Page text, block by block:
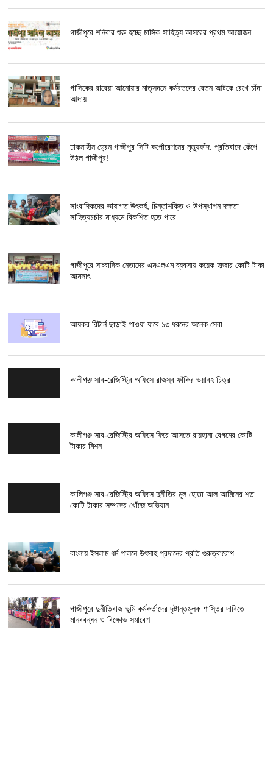
গাজীপুরে শনিবার শুরু হচ্ছে মাসিক সাহিত্য আসরের প্রথম আয়োজন
গাসিকের রাবেয়া আনোয়ার মাতৃসদনে কর্মরতদের বেতন আটকে রেখে চাঁদা
আদায়
ঢাকনাহীন ড্রেন গাজীপুর সিটি কর্পোরেশনের মৃত্যুফাঁদ: প্রতিবাদে কেঁপে
উঠল গাজীপুর!
সাংবাদিকদের ভাষাগত উৎকর্ষ, চিন্তাশক্তি ও উপস্থাপন দক্ষতা
সাহিত্যচর্চার মাধ্যমে বিকশিত হতে পারে
গাজীপুরে সাংবাদিক নেতাদের এমএলএম ব্যবসায় কয়েক হাজার কোটি টাকা
আত্মসাৎ
আয়কর রিটার্ন ছাড়াই পাওয়া যাবে ১৩ ধরনের অনেক সেবা
কালীগঞ্জ সাব-রেজিস্ট্রি অফিসে রাজস্ব ফাঁকির ভয়াবহ চিত্র
কালীগঞ্জ সাব-রেজিস্ট্রি অফিসে ফিরে আসতে রায়হানা বেগমের কোটি
টাকার মিশন
কালিগঞ্জ সাব-রেজিস্ট্রি অফিসে দুর্নীতির মূল হোতা আল আমিনের শত
কোটি টাকার সম্পদের খোঁজে অভিযান
বাংলায় ইসলাম ধর্ম পালনে উৎসাহ প্রদানের প্রতি গুরুত্বারোপ
গাজীপুরে দুর্নীতিবাজ ভূমি কর্মকর্তাদের দৃষ্টান্তমূলক শাস্তির দাবিতে
মানববন্ধন ও বিক্ষোভ সমাবেশ